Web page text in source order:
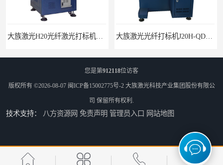
全新大族激光MOPA系列光纤打标机CN-20W
您是第912118位访客
版权所有 ©2026-08-07 闽ICP备15002775号-2 大族激光科技产业集团股份有限公
司 保留所有权利.
技术支持： 八方资源网 免责声明 管理员入口 网站地图